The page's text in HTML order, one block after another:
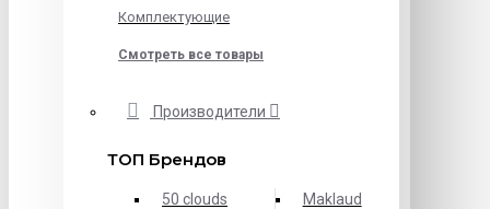
Комплектующие
Смотреть все товары
Производители
ТОП Брендов
50 clouds
Maklaud